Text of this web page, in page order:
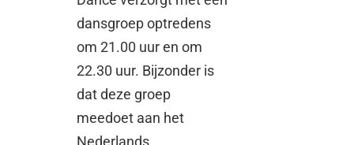
dansgroep optredens
om 21.00 uur en om
22.30 uur. Bijzonder is
dat deze groep
meedoet aan het
Nederlands